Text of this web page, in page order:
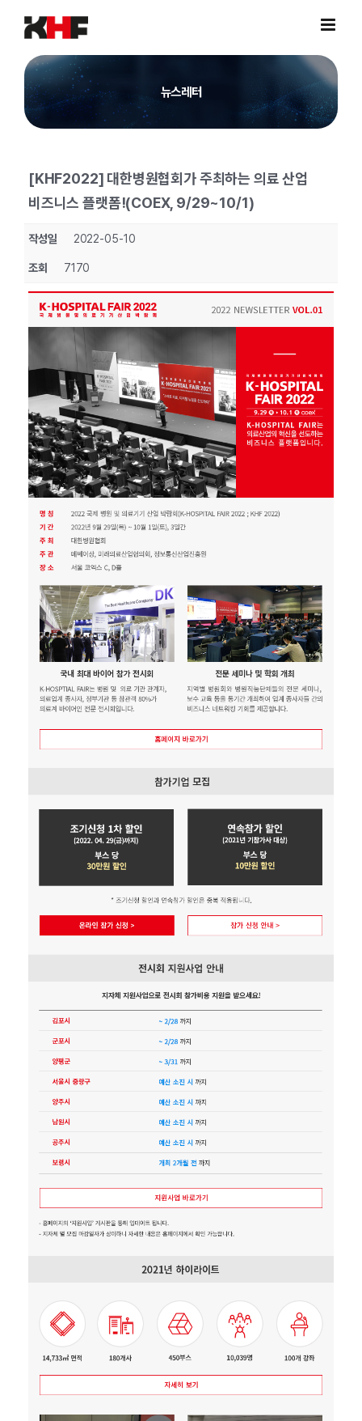
content
뉴스레터
[KHF2022] 대한병원협회가 주최하는 의료 산업
비즈니스 플랫폼!(COEX, 9/29~10/1)
작성일 2022-05-10
조회 7170